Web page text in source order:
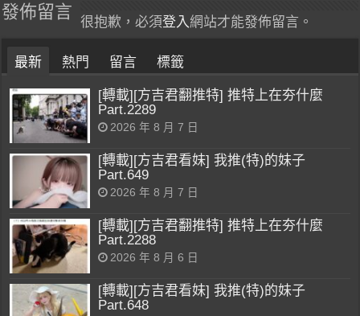
發佈留言
很抱歉，必須登入網站才能發佈留言。
最新 熱門 留言 標籤
[轉載][方吉君翻推特] 推特上在夯什麼
Part.2289
2026 年 8 月 7 日
[轉載][方吉君看妹] 我推(特)的妹子
Part.649
2026 年 8 月 7 日
[轉載][方吉君翻推特] 推特上在夯什麼
Part.2288
2026 年 8 月 6 日
[轉載][方吉君看妹] 我推(特)的妹子
Part.648